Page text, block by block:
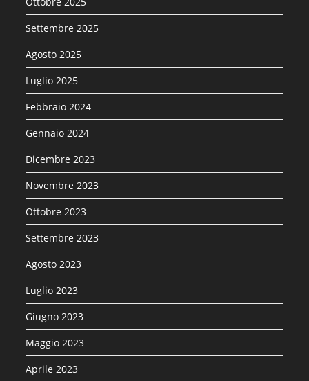
Settembre 2025
Agosto 2025
Luglio 2025
Febbraio 2024
Gennaio 2024
Dicembre 2023
Novembre 2023
Ottobre 2023
Settembre 2023
Agosto 2023
Luglio 2023
Giugno 2023
Maggio 2023
Aprile 2023